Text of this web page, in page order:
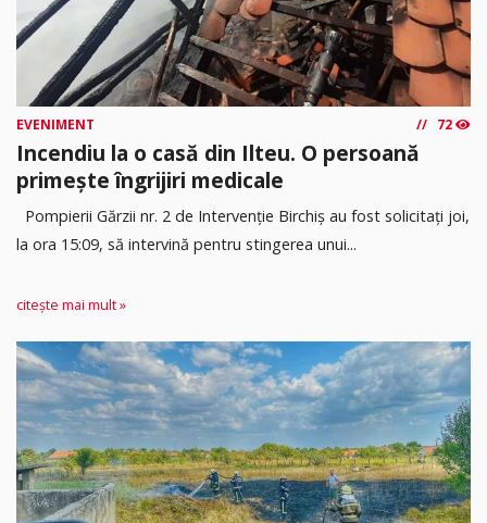
EVENIMENT 72
Incendiu la o casă din Ilteu. O persoană
primește îngrijiri medicale
Pompierii Gărzii nr. 2 de Intervenție Birchiș au fost solicitați joi,
la ora 15:09, să intervină pentru stingerea unui...
citește mai mult »